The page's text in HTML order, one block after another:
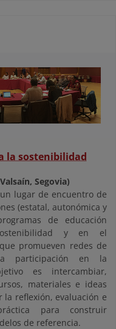
la sostenibilidad
Segovia)
lugar de encuentro de
(estatal, autonómica y
de educación
y en el
promueven redes de
participación en la
es intercambiar,
materiales e ideas
reflexión, evaluación e
para construir
de referencia.